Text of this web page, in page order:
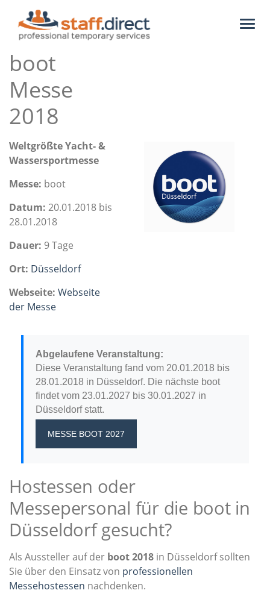
Toggle
boot
Messe
2018
Weltgrößte Yacht- &
Wassersportmesse
Messe: boot
Datum: 20.01.2018 bis
28.01.2018
Dauer: 9 Tage
Ort: Düsseldorf
Webseite: Webseite
der Messe
Abgelaufene Veranstaltung:
Diese Veranstaltung fand vom 20.01.2018 bis
28.01.2018 in Düsseldorf. Die nächste boot
findet vom 23.01.2027 bis 30.01.2027 in
Düsseldorf statt.
MESSE BOOT 2027
Hostessen oder
Messepersonal für die boot in
Düsseldorf gesucht?
Als Aussteller auf der boot 2018 in Düsseldorf sollten
Sie über den Einsatz von professionellen
Messehostessen nachdenken.